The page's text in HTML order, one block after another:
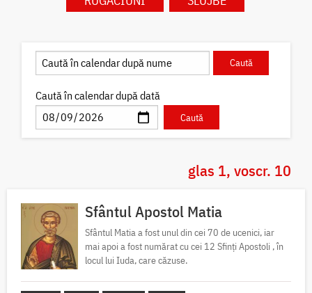
Caută în calendar după dată
glas 1, voscr. 10
Sfântul Apostol Matia
Sfântul Matia a fost unul din cei 70 de ucenici, iar
mai apoi a fost numărat cu cei 12 Sfinți Apostoli , în
locul lui Iuda, care căzuse.